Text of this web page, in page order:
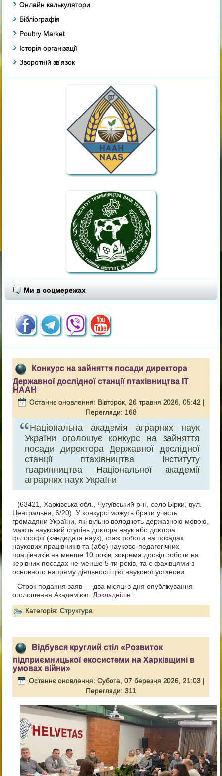
Онлайн калькулятори
Бібліографія
Poultry Market
Історія організації
Зворотній зв'язок
Ми в соцмережах
Конкурс на зайняття посади директора
Державної дослідної станції птахівництва ІТ
НААН
Останнє оновлення: Вівторок, 26 травня 2026, 05:42 |
Перегляди: 168
Національна академія аграрних наук
України оголошує конкурс на зайняття
посади директора Державної дослідної
станції птахівництва Інституту
тваринництва Національної академії
аграрних наук України
(63421, Харківська обл., Чугуївський р-н, село Бірки, вул.
Центральна, 6/20). У конкурсі можуть брати участь
громадяни України, які вільно володіють державною мовою,
мають науковий ступінь доктора наук або доктора
філософії (кандидата наук), стаж роботи на посадах
наукових працівників та (або) науково-педагогічних
працівників не менше 10 років, зокрема досвід роботи на
керівних посадах не менше 5-ти років, та є фахівцями з
основного напряму діяльності цієї наукової установи.
Строк подання заяв — два місяці з дня опублікування
оголошення Академією.Докладніше ...
Категорія:Структура
Відбувся круглий стіл «Розвиток
підприємницької екосистеми на Харківщині в
умовах війни»
Останнє оновлення: Субота, 07 березня 2026, 21:03|
Перегляди: 311